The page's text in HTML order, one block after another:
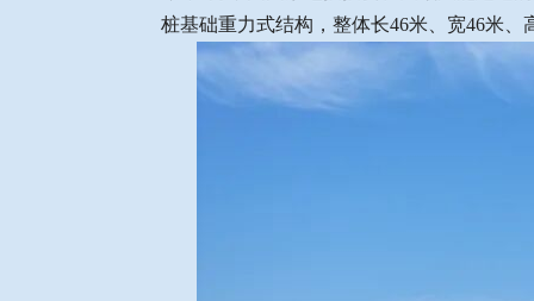
桩基础重力式结构，整体长46米、宽46米、